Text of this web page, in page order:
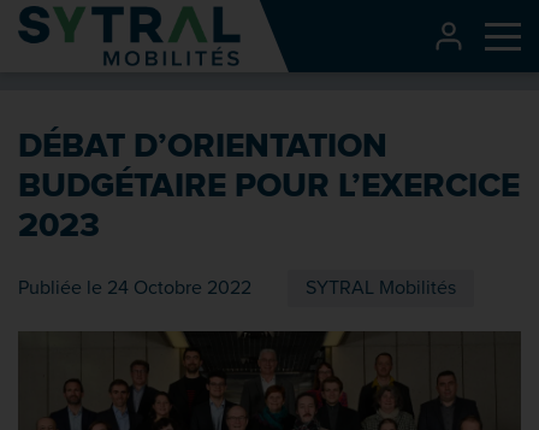
Contenu
Entête de page
Recherche
Pied de page
DÉBAT D’ORIENTATION
BUDGÉTAIRE POUR L’EXERCICE
2023
Publiée le 24 Octobre 2022 SYTRAL Mobilités